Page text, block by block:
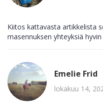
Kiitos kattavasta artikkelista
masennuksen yhteyksiä hyvin
Emelie Frid
lokakuu 14,